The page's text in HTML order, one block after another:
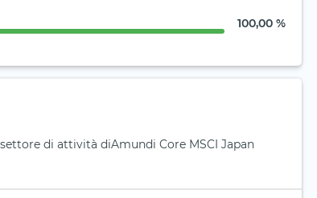
100,00 %
di attività diAmundi Core MSCI Japan